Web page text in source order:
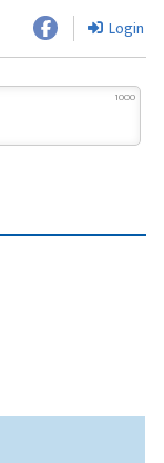
Login
1000